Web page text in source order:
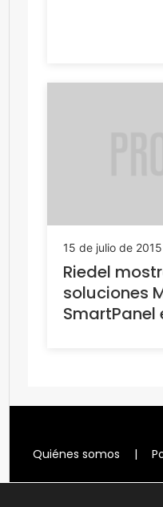
15 de julio de 2015
Riedel
soluciones
SmartPanel
Quiénes somos |